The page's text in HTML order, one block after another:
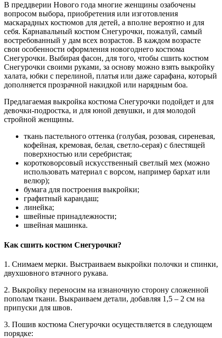
В преддверии Нового года многие женщины озабочены
вопросом выбора, приобретения или изготовления
маскарадных костюмов для детей, а вполне вероятно и для
себя. Карнавальный костюм Снегурочки, пожалуй, самый
востребованный у дам всех возрастов. В каждом возрасте
свои особенности оформления новогоднего костюма
Снегурочки. Выбирая фасон, для того, чтобы сшить костюм
Снегурочки своими руками, за основу можно взять выкройку
халата, юбки с перелиной, платья или даже сарафана, который
дополняется прозрачной накидкой или нарядным боа.
Предлагаемая выкройка костюма Снегурочки подойдет и для
девочки-подростка, и для юной девушки, и для молодой
стройной женщины.
ткань пастельного оттенка (голубая, розовая, сиреневая,
кофейная, кремовая, белая, светло-серая) с блестящей
поверхностью или серебристая;
коротковорсовый искусственный светлый мех (можно
использовать материал с ворсом, например бархат или
велюр);
бумага для построения выкройки;
графитный карандаш;
линейка;
швейные принадлежности;
швейная машинка.
Как сшить костюм Снегурочки?
1. Снимаем мерки. Выстраиваем выкройки полочки и спинки,
двухшовного втачного рукава.
2. Выкройку переносим на изнаночную сторону сложенной
пополам ткани. Выкраиваем детали, добавляя 1,5 – 2 см на
припуски для швов.
3. Пошив костюма Снегурочки осуществляется в следующем
порядке: